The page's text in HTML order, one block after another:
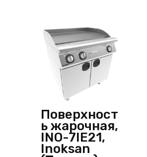
Поверхност
ь жарочная,
INO-7IE21,
Inoksan